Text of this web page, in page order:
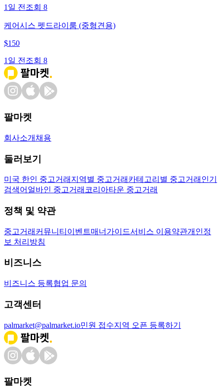
1일 전 조회 8
케어시스 펫드라이룸 (중형견용)
$150
1일 전 조회 8
팔마켓
회사소개 채용
둘러보기
미국 한인 중고거래 지역별 중고거래 카테고리별 중고거래 인기
검색어 얼바인 중고거래 코리아타운 중고거래
정책 및 약관
중고거래 커뮤니티 이벤트매너가이드서비스 이용약관개인정
보 처리방침
비즈니스
비즈니스 등록협업 문의
고객센터
palmarket@palmarket.io민원 접수지역 오픈 등록하기
팔마켓